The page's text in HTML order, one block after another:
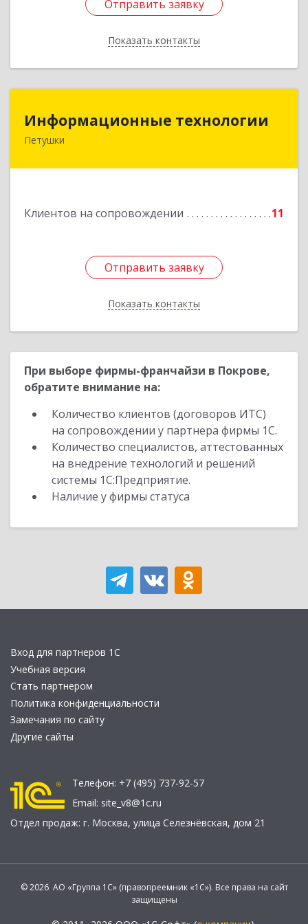
Отправить заявку
Показать контакты
Отправить заявку
Назад
Информационные технологии
Петушки
Клиентов на сопровождении 11
Отправить заявку
Показать контакты
Информационные технологии
Отправить заявку
Назад
При выборе фирмы-франчайзи в Покрове,
обратите внимание на:
Количество клиентов (договоров ИТС)
на сопровождении у партнера фирмы 1С.
Количество специалистов, аттестованных
на внедрение технологий и решений
системы 1С:Предприятие.
Наличие у фирмы статуса
Вход для партнеров 1С
Учебная версия
Стать партнером
Политика конфиденциальности
Замечания по сайту
Другие сайты
Телефон: +7 (495) 737-92-57
Email: site_v8@1c.ru
Отдел продаж: г. Москва, улица Селезнёвская, дом 21
© 2026 АО «Группа 1С» (правопреемник «1С»). Все права на сайт
защищены